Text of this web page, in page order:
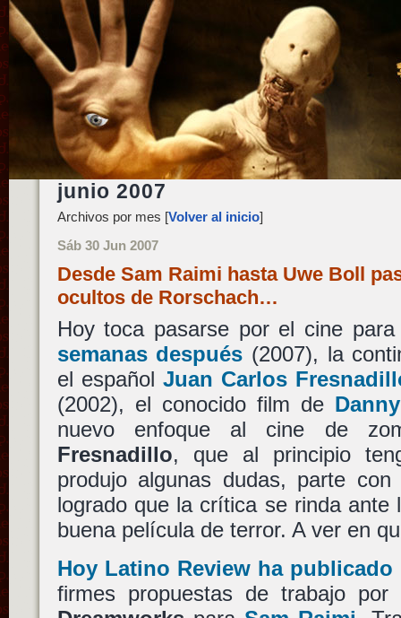
junio 2007
Archivos por mes [Volver al inicio]
Sáb 30 Jun 2007
Desde Sam Raimi hasta Uwe Boll
ocultos de Rorschach…
Hoy toca pasarse por el cine
semanas después (2007), la
el español Juan Carlos
(2002), el conocido film de
nuevo enfoque al cine de
Fresnadillo, que al principio
produjo algunas dudas, parte
logrado que la crítica se rinda ante
buena película de terror. A ver en
Hoy Latino Review ha publicado
firmes propuestas de trabajo